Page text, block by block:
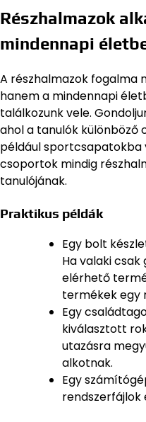
Részhalmazok
mindennapi
A részhalmazok fogalma
hanem a mindennapi
találkozunk vele.
ahol a tanulók különböző
például sportcsapatokba
csoportok mindig
tanulójának.
Praktikus példák
Egy bolt
Ha valaki
elérhető
termékek egy
Egy
kiválasztott
utazásra
alkotnak.
Egy
rendszerfájlok